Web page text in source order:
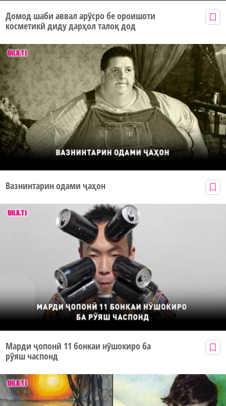
Домод шаби аввал арӯсро бе ороишоти
косметикӣ диду дарҳол талоқ дод
Вазнинтарин одами ҷаҳон
Марди ҷопонӣ 11 бонкаи нӯшокиро ба
рӯяш часпонд